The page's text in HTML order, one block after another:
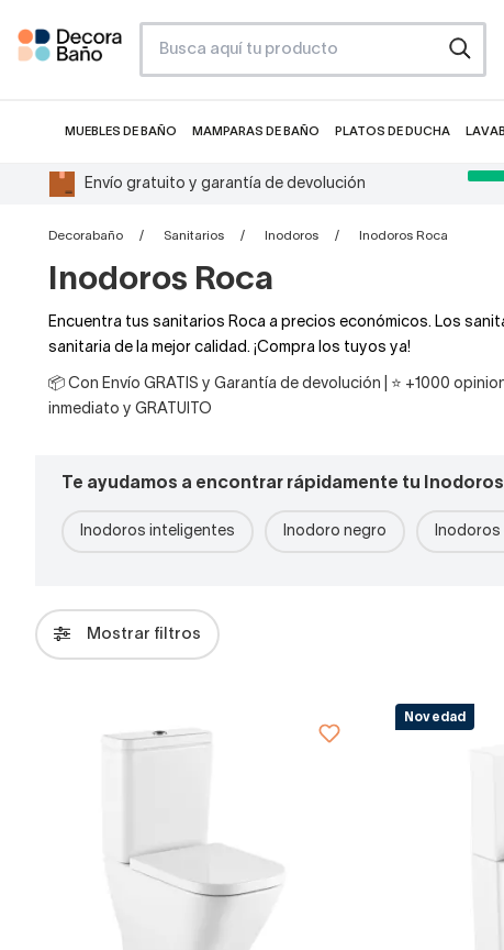
MUEBLES DE BAÑO MAMPARAS DE BAÑO PLATOS DE DUCHA
Envío gratuito y garantía de devolución
Decorabaño Sanitarios Inodoros Inodoros Roca
Inodoros Roca
Encuentra tus sanitarios Roca a precios económicos. Los
sanitaria de la mejor calidad. ¡Compra los tuyos ya!
📦 Con Envío GRATIS y Garantía de devolución | ⭐ +1000
inmediato y GRATUITO
Te ayudamos a encontrar rápidamente tu Inodoros
Inodoros inteligentes Inodoro negro
Mostrar filtros
Novedad